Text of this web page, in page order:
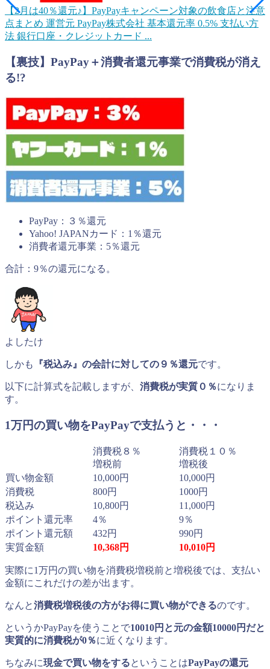
【2月は40％還元♪】PayPayキャンペーン対象の飲食店と注意
点まとめ 運営元 PayPay株式会社 基本還元率 0.5% 支払い方
法 銀行口座・クレジットカード ...
【裏技】 PayPay＋消費者還元事業で消費税が消え
る!?
PayPay：３％還元
Yahoo! JAPANカード：1％還元
消費者還元事業：5％還元
合計：9％の還元になる。
よしたけ
しかも 『税込み』の会計に対しての９％還元です。
以下に計算式を記載しますが、 消費税が実質０％になりま
す。
1万円の買い物をPayPayで支払うと・・・
消費税８％
増税前
消費税１０％
増税後
買い物金額
10,000円
10,000円
消費税
800円
1000円
税込み
10,800円
11,000円
ポイント還元率
4％
9％
ポイント還元額
432円
990円
実質金額
10,368円 10,010円
実際に1万円の買い物を消費税増税前と増税後では、支払い
金額にこれだけの差が出ます。
なんと消費税増税後の方がお得に買い物ができるのです。
というかPayPayを使うことで10010円と元の金額10000円だと
実質的に消費税が0％に近くなります。
ちなみに現金で買い物をするということはPayPayの還元